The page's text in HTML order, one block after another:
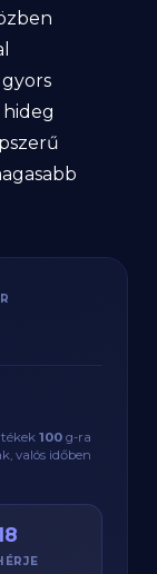
100 g-ra
valós időben